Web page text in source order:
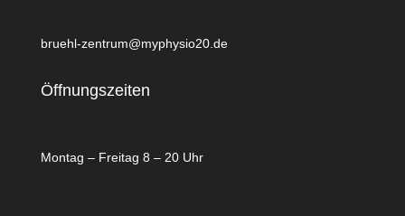
bruehl-zentrum@myphysio20.de
Öffnungszeiten
Montag – Freitag 8 – 20 Uhr